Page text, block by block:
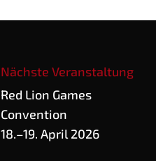
Nächste Veranstaltung
Red Lion Games
Convention
18.–19. April 2026